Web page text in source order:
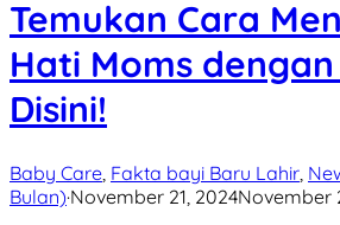
Temukan Cara
Hati Moms dengan
Disini!
Baby Care Fakta bayi Baru Lahir
Bulan)·November 21, 2024November